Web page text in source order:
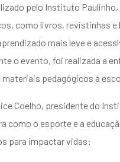
pelo Instituto
como livros, revistinhas
mais leve e
o evento, foi realizada a
pedagógicos à
Coelho, presidente do
como o esporte e a
para impactar vidas: